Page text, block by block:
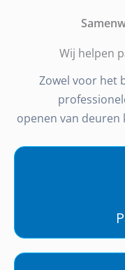
Wij helpen
Zowel voor het
openen van deuren